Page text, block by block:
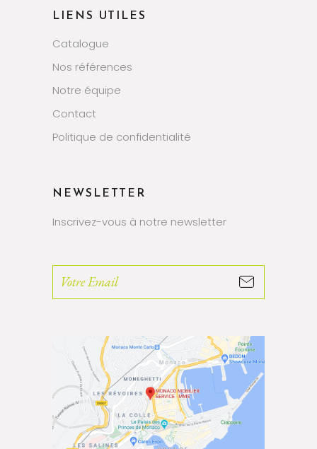
LIENS UTILES
Catalogue
Nos références
Notre équipe
Contact
Politique de confidentialité
NEWSLETTER
Inscrivez-vous à notre newsletter